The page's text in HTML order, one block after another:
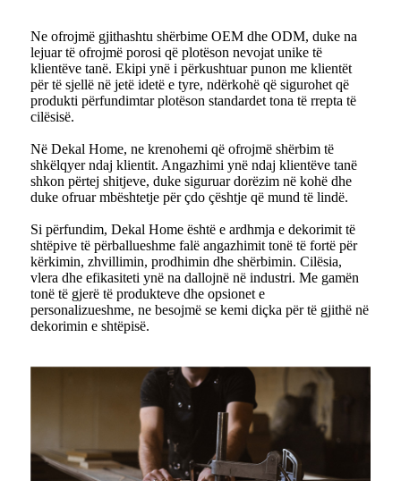
Ne ofrojmë gjithashtu shërbime OEM dhe ODM, duke na
lejuar të ofrojmë porosi që plotëson nevojat unike të
klientëve tanë. Ekipi ynë i përkushtuar punon me klientët
për të sjellë në jetë idetë e tyre, ndërkohë që sigurohet që
produkti përfundimtar plotëson standardet tona të rrepta të
cilësisë.
Në Dekal Home, ne krenohemi që ofrojmë shërbim të
shkëlqyer ndaj klientit. Angazhimi ynë ndaj klientëve tanë
shkon përtej shitjeve, duke siguruar dorëzim në kohë dhe
duke ofruar mbështetje për çdo çështje që mund të lindë.
Si përfundim, Dekal Home është e ardhmja e dekorimit të
shtëpive të përballueshme falë angazhimit tonë të fortë për
kërkimin, zhvillimin, prodhimin dhe shërbimin. Cilësia,
vlera dhe efikasiteti ynë na dallojnë në industri. Me gamën
tonë të gjerë të produkteve dhe opsionet e
personalizueshme, ne besojmë se kemi diçka për të gjithë në
dekorimin e shtëpisë.